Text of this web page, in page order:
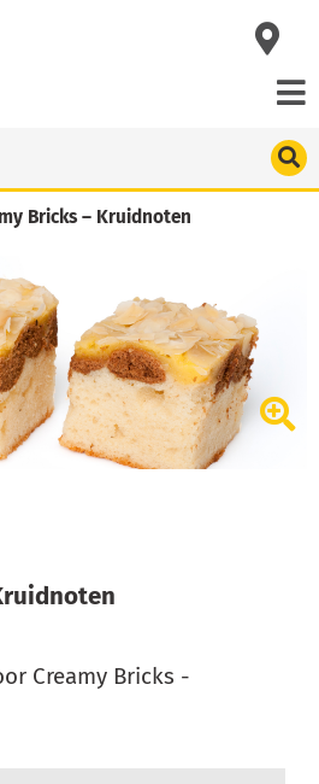
Bricks – Kruidnoten
Creamy Bricks -